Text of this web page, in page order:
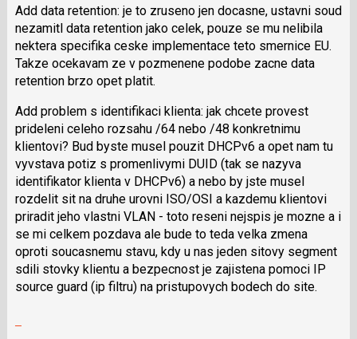
použít
i
klávesy
N
pro
a
P
pro
předchozí
nový
názor
Add data retention: je to zruseno jen docasne, ustavni soud
nezamitl data retention jako celek, pouze se mu nelibila
nektera specifika ceske implementace teto smernice EU.
Takze ocekavam ze v pozmenene podobe zacne data
retention brzo opet platit.
Add problem s identifikaci klienta: jak chcete provest
prideleni celeho rozsahu /64 nebo /48 konkretnimu
klientovi? Bud byste musel pouzit DHCPv6 a opet nam tu
vyvstava potiz s promenlivymi DUID (tak se nazyva
identifikator klienta v DHCPv6) a nebo by jste musel
rozdelit sit na druhe urovni ISO/OSI a kazdemu klientovi
priradit jeho vlastni VLAN - toto reseni nejspis je mozne a i
se mi celkem pozdava ale bude to teda velka zmena
oproti soucasnemu stavu, kdy u nas jeden sitovy segment
sdili stovky klientu a bezpecnost je zajistena pomoci IP
source guard (ip filtru) na pristupovych bodech do site.